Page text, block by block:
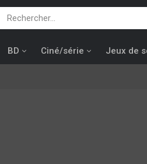
BD Ciné/série Jeux de